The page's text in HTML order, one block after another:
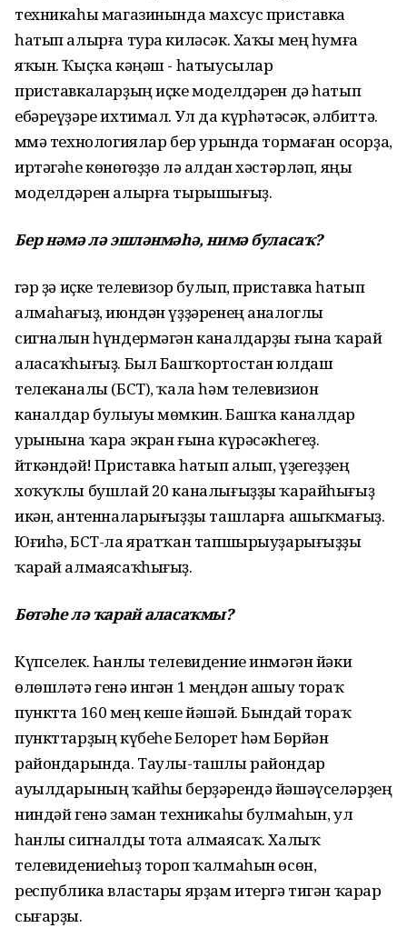
техникаһы магазинында махсус приставка
һатып алырға тура киләсәк. Хаҡы мең һумға
яҡын. Ҡыҫҡа кәңәш - һатыусылар
приставкаларҙың иҫке моделдәрен дә һатып
ебәреүҙәре ихтимал. Ул да күрһәтәсәк, әлбиттә.
Әммә технологиялар бер урында тормаған осорҙа,
иртәгәһе көнөгөҙҙө лә алдан хәстәрләп, яңы
моделдәрен алырға тырышығыҙ.
Бер нәмә лә эшләнмәһә, нимә буласаҡ?
Әгәр ҙә иҫке телевизор булып, приставка һатып
алмаһағыҙ, июндән үҙҙәренең аналоглы
сигналын һүндермәгән каналдарҙы ғына ҡарай
аласаҡһығыҙ. Был Башҡортостан юлдаш
телеканалы (БСТ), ҡала һәм телевизион
каналдар булыуы мөмкин. Башҡа каналдар
урынына ҡара экран ғына күрәсәкһегеҙ.
Әйткәндәй! Приставка һатып алып, үҙегеҙҙең
хоҡуҡлы бушлай 20 каналығыҙҙы ҡарайһығыҙ
икән, антенналарығыҙҙы ташларға ашыҡмағыҙ.
Юғиһә, БСТ-ла яратҡан тапшырыуҙарығыҙҙы
ҡарай алмаясаҡһығыҙ.
Бөтәһе лә ҡарай аласаҡмы?
Күпселек. Һанлы телевидение инмәгән йәки
өлөшләтә генә ингән 1 меңдән ашыу тораҡ
пунктта 160 мең кеше йәшәй. Бындай тораҡ
пункттарҙың күбеһе Белорет һәм Бөрйән
райондарында. Таулы-ташлы райондар
ауылдарының ҡайһы берҙәрендә йәшәүселәрҙең
ниндәй генә заман техникаһы булмаһын, ул
һанлы сигналды тота алмаясаҡ. Халыҡ
телевидениеһыҙ тороп ҡалмаһын өсөн,
республика властары ярҙам итергә тигән ҡарар
сығарҙы.